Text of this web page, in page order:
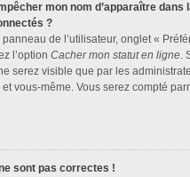
mon nom d’apparaître dans
?
panneau de l’utilisateur, onglet «
l’option Cacher mon statut en ligne.
serez visible que par les
vous-même. Vous serez compté
sont pas correctes !